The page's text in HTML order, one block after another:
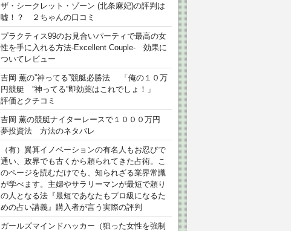
ザ・シークレット・ゾーン (北条麻妃)の評判は
嘘！？ ２ちゃんの口コミ
プラクティス99のお見合いパーティで最高の女
性を手に入れる方法-Excellent Couple- 効果に
ついてレビュー
吉岡 薫の”神ってる”競艇必勝法 「俺の１０万
円競艇 ”神ってる”即効薬はこれでしょ！」
評価とクチコミ
吉岡 薫の競艇ナイターレースで１０００万円
夢投資法 方法のネタバレ
（有）翼算イノベーションの有名人もお忍びで
通い、政界でも古くから頼られてきた占術。こ
のページを読むだけでも、知られざる業界常識
が学べます。主婦やサラリーマンが最短で頼り
の人となる法『最短であなたもプロ級になるた
めの占い講義』購入者が言う実際の評判
ガールズマインドハッカー（狙った女性を強制